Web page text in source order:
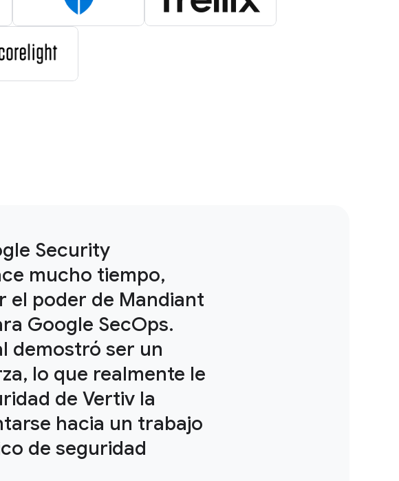
Security
mucho tiempo,
el poder de Mandiant
Google SecOps.
demostró ser un
lo que realmente le
de Vertiv la
hacia un trabajo
de seguridad